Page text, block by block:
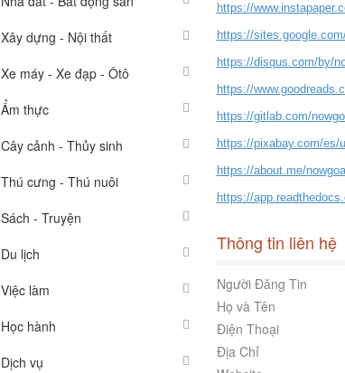
Xây dựng - Nội thất
Xe máy - Xe đạp - Ôtô
Ẩm thực
Cây cảnh - Thủy sinh
Thú cưng - Thú nuôi
Sách - Truyện
Du lịch
Việc làm
Học hành
Dịch vụ
https://
https://
https://disqus.com/by/
https://
https://gitlab.com/
https://pixabay.com/es/
https://about.me/
https://
Thông tin liên hệ
Người Đăng Tin
Họ và Tên
Điện Thoại
Địa Chỉ